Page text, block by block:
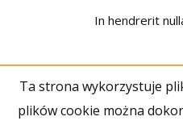
In hendrerit
Ta strona wykorzystuje
plików cookie można